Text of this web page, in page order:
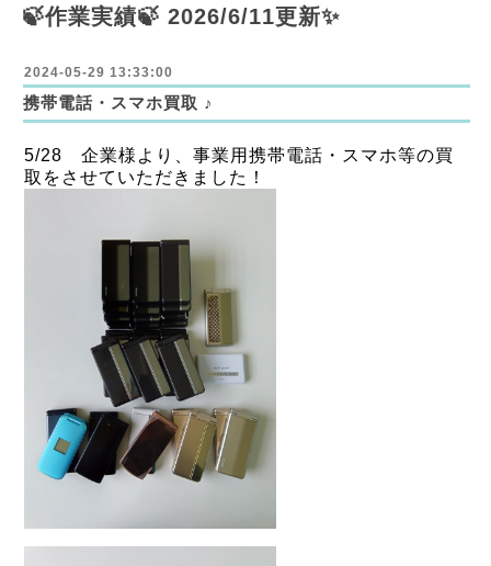
🍃作業実績🍃 2026/6/11更新✨
2024-05-29 13:33:00
携帯電話・スマホ買取 ♪
5/28 企業様より、事業用携帯電話・スマホ等の買
取をさせていただきました！